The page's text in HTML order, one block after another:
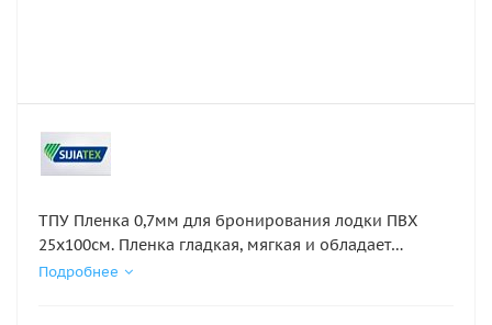
ТПУ Пленка 0,7мм для бронирования лодки ПВХ
25х100см. Пленка гладкая, мягкая и обладает
высокой прочностью. Цена указана за 1 п.м
Подробнее